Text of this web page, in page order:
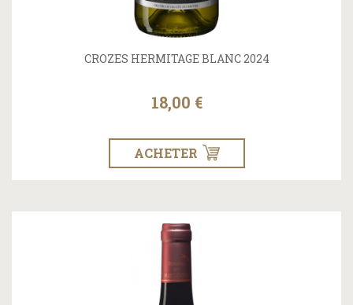
CROZES HERMITAGE BLANC 2024
18,00 €
ACHETER